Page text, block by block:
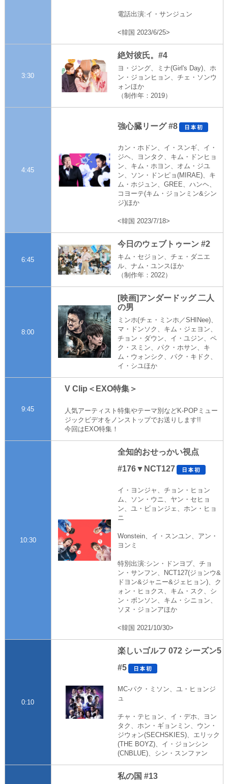
電話出演:イ・サンジュン
<韓国 2023/6/25>
3:30
絶対彼氏。#4
ヨ・ジング、ミナ(Girl's Day)、ホ
ン・ジョンヒョン、チェ・ソンウ
ォンほか
（制作年：2019）
4:45
強心臓リーグ #8
カン・ホドン、イ・スンギ、イ・
ジヘ、ヨンタク、キム・ドンヒョ
ン、キム・ホヨン、オム・ジユ
ン、ソン・ドンピョ(MIRAE)、キ
ム・ホジュン、GREE、ハンヘ、
コヨーテ(キム・ジョンミン&シン
ジ)ほか
<韓国 2023/7/18>
6:45
今日のウェブトゥーン #2
キム・セジョン、チェ・ダニエ
ル、ナム・ユンスほか
（制作年：2022）
8:00
[映画]アンダードッグ 二人
の男
ミンホ(チェ・ミンホ／SHINee)、
マ・ドンソク、キム・ジェヨン、
チョン・ダウン、イ・ユジン、ペ
ク・スミン、パク・ホサン、キ
ム・ウォンシク、パク・キドク、
イ・シユほか
9:45
V Clip＜EXO特集＞
人気アーティスト特集やテーマ別などK-POPミュー
ジックビデオをノンストップでお送りします!!
今回はEXO特集！
10:30
全知的おせっかい視点
#176▼NCT127
イ・ヨンジャ、チョン・ヒョン
ム、ソン・ウニ、ヤン・セヒョ
ン、ユ・ビョンジェ、ホン・ヒョ
ニ
Wonstein、イ・スンユン、アン・
ヨンミ
特別出演:シン・ドンヨプ、チョ
ン・サンフン、NCT127(ジョンウ&
ドヨン&ジャニー&ジェヒョン)、ク
ォン・ヒョクス、キム・スク、シ
ン・ボンソン、キム・シニョン、
ソヌ・ジョンアほか
<韓国 2021/10/30>
0:10
楽しいゴルフ 072 シーズン5
#5
MC-パク・ミソン、ユ・ヒョンジ
ュ
チャ・テヒョン、イ・デホ、ヨン
タク、ホン・ギョンミン、ウン・
ジウォン(SECHSKIES)、エリック
(THE BOYZ)、イ・ジョンシン
(CNBLUE)、シン・スンファン
私の国 #13